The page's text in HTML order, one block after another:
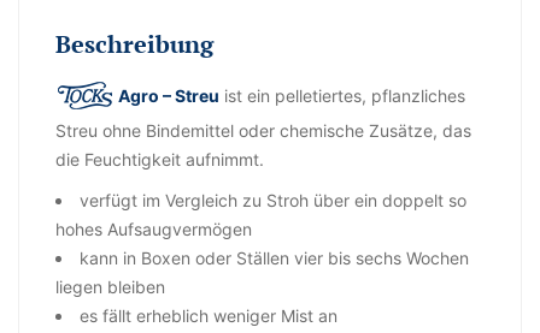
Beschreibung
Agro – Streu ist ein pelletiertes, pflanzliches
Streu ohne Bindemittel oder chemische Zusätze, das
die Feuchtigkeit aufnimmt.
verfügt im Vergleich zu Stroh über ein doppelt so
hohes Aufsaugvermögen
kann in Boxen oder Ställen vier bis sechs Wochen
liegen bleiben
es fällt erheblich weniger Mist an